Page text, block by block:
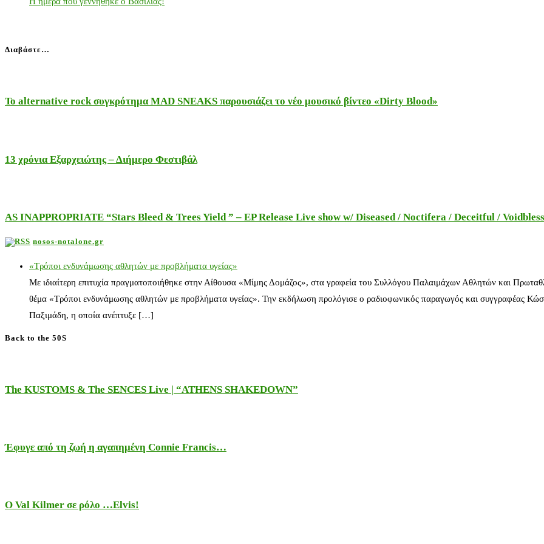
Διαβάστε…
Το alternative rock συγκρότημα MAD SNEAKS παρουσιάζει το νέο μουσικό βίντεο «Dirty Blood»
13 χρόνια Εξαρχειώτης – Διήμερο Φεστιβάλ
AS INAPPROPRIATE “Stars Bleed & Trees Yield ” – EP Release Live show w/ Diseased / Noctifera / Deceitful /
nosos-notalone.gr
«Τρόποι ενδυνάμωσης αθλητών με προβλήματα υγείας»
Με ιδιαίτερη επιτυχία πραγματοποιήθηκε στην Αίθουσα «Μίμης Δομάζος», στα γραφεία του Συλλόγου Παλαιμάχων Αθλητών και
θέμα «Τρόποι ενδυνάμωσης αθλητών με προβλήματα υγείας». Την εκδήλωση προλόγισε ο ραδιοφωνικός παραγωγός και συγγραφέας
Παξιμάδη, η οποία ανέπτυξε […]
Back to the 50S
The KUSTOMS & The SENCES Live | “ATHENS SHAKEDOWN”
Έφυγε από τη ζωή η αγαπημένη Connie Francis…
Ο Val Kilmer σε ρόλο …Elvis!